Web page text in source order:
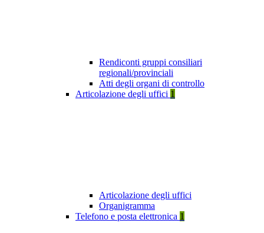
Rendiconti gruppi consiliari
regionali/provinciali
Atti degli organi di controllo
Articolazione degli uffici 1
Articolazione degli uffici
Organigramma
Telefono e posta elettronica 1